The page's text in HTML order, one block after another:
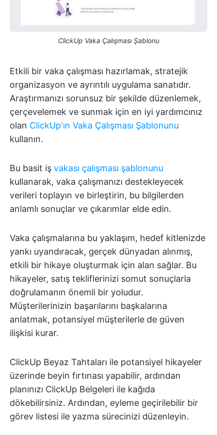
ClickUp Vaka Çalışması Şablonu
Etkili bir vaka çalışması hazırlamak, stratejik
organizasyon ve ayrıntılı uygulama sanatıdır.
Araştırmanızı sorunsuz bir şekilde düzenlemek,
çerçevelemek ve sunmak için en iyi yardımcınız
olan ClickUp'ın Vaka Çalışması Şablonunu
kullanın.
Bu basit iş vakası çalışması şablonunu
kullanarak, vaka çalışmanızı destekleyecek
verileri toplayın ve birleştirin, bu bilgilerden
anlamlı sonuçlar ve çıkarımlar elde edin.
Vaka çalışmalarına bu yaklaşım, hedef kitlenizde
yankı uyandıracak, gerçek dünyadan alınmış,
etkili bir hikaye oluşturmak için alan sağlar. Bu
hikayeler, satış tekliflerinizi somut sonuçlarla
doğrulamanın önemli bir yoludur.
Müşterilerinizin başarılarını başkalarına
anlatmak, potansiyel müşterilerle de güven
ilişkisi kurar.
ClickUp Beyaz Tahtaları ile potansiyel hikayeler
üzerinde beyin fırtınası yapabilir, ardından
planınızı ClickUp Belgeleri ile kağıda
dökebilirsiniz. Ardından, eyleme geçirilebilir bir
görev listesi ile yazma sürecinizi düzenleyin.